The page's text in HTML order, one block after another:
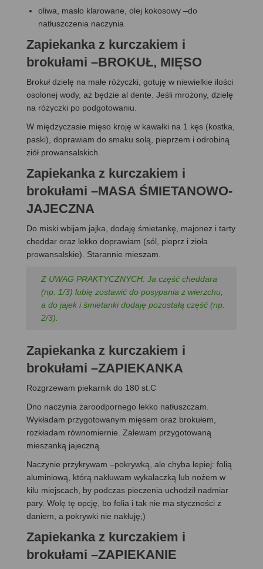
oliwa, masło klarowane, olej kokosowy –do
natłuszczenia naczynia
Zapiekanka z kurczakiem i
brokułami –BROKUŁ, MIĘSO
Brokuł dzielę na małe różyczki, gotuję w niewielkie ilości
osolonej wody, aż będzie al dente. Jeśli mrożony, dzielę
na różyczki po podgotowaniu.
W międzyczasie mięso kroję w kawałki na 1 kęs (kostka,
paski), doprawiam do smaku solą, pieprzem i odrobiną
ziół prowansalskich.
Zapiekanka z kurczakiem i
brokułami –MASA ŚMIETANOWO-
JAJECZNA
Do miski wbijam jajka, dodaję śmietankę, majonez i tarty
cheddar oraz lekko doprawiam (sól, pieprz i zioła
prowansalskie). Starannie mieszam.
Z UWAG PRAKTYCZNYCH: Ja część cheddara
(np. 1/3) lubię zostawić do posypania z wierzchu,
a do jajek i śmietanki dodaję pozostałą część (np.
2/3).
Zapiekanka z kurczakiem i
brokułami –ZAPIEKANKA
Rozgrzewam piekarnik do 180 st.C
Dno naczynia żaroodpornego lekko natłuszczam.
Wykładam przygotowanym mięsem oraz brokułem,
rozkładam równomiernie. Zalewam przygotowaną
mieszanką jajeczną.
Naczynie przykrywam –pokrywką, ale chyba lepiej: folią
aluminiową, którą nakłuwam wykałaczką lub nożem w
kilu miejscach, by podczas pieczenia uchodził nadmiar
pary. Wolę tę opcję, bo folia i tak nie ma styczności z
daniem, a pokrywki nie nakłuję;)
Zapiekanka z kurczakiem i
brokułami –ZAPIEKANIE